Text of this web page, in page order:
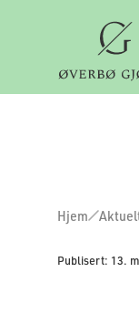
Hjem
Publisert: 13.